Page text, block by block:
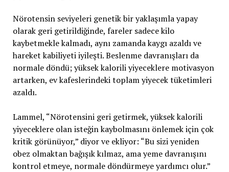
Nörotensin seviyeleri genetik bir yaklaşımla yapay
olarak geri getirildiğinde, fareler sadece kilo
kaybetmekle kalmadı, aynı zamanda kaygı azaldı ve
hareket kabiliyeti iyileşti. Beslenme davranışları da
normale döndü; yüksek kalorili yiyeceklere motivasyon
artarken, ev kafeslerindeki toplam yiyecek tüketimleri
azaldı.
Lammel, “Nörotensini geri getirmek, yüksek kalorili
yiyeceklere olan isteğin kaybolmasını önlemek için çok
kritik görünüyor,” diyor ve ekliyor: “Bu sizi yeniden
obez olmaktan bağışık kılmaz, ama yeme davranışını
kontrol etmeye, normale döndürmeye yardımcı olur.”